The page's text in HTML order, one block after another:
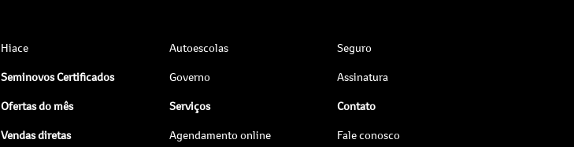
Hiace
Seminovos Certificados
Ofertas do mês
Vendas diretas
Autoescolas
Governo
Serviços
Agendamento online
Seguro
Assinatura
Contato
Fale conosco